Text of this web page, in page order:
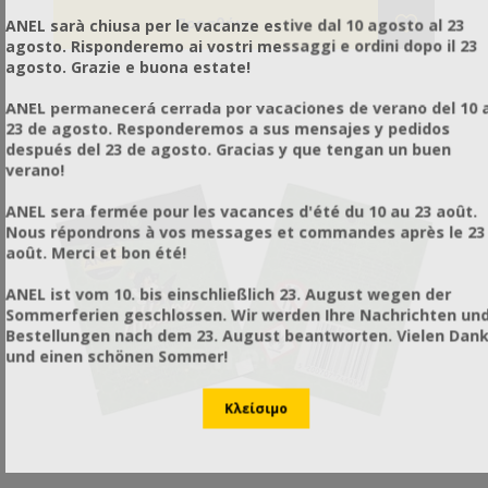
Διαφορετικά με πολύ μικρό κόπο διαμορφώστε τα
δικά σας υπάρχοντα πλαίσια ούτως ώστε να
μπορούν να δεχθούν την πλαστική κηρήθρα.
ΔΙΑΣΤΑΣΗ ΕΠΙΘΥΜΕΙΤΕ - ΕΠΙΚΟΙΝΩΝΗΣΤΕ ΜΑΖΙ
ΜΑΣ!
Δεν τα πιάνει κηρόσκορος. Δεν ξεκαρφώνουν, δεν
χαλαρώνουν και δεν κρεμάνε. Στον μελιτοεξαγωγέα
χωρίς να καταστρέφεται η κηρήθρα. Ιδιαίτερα χρήσιμη
για σφιχτά μέλια όπως το έλατο και η βανίλια
Μαινάλου. Όλες οι πλαστικές κηρήθρες ANEL
κερώσετε εσείς τις κηρήθρες μπορείτε ή να τις
εμβαπτίσετε σε λιωμένο κερί θερμοκρασίας 60-70ºC
ή να τις κερώσετε με τη βοήθεια ενός ρολού το
οποίο βουτάτε μέσα στο λιωμένο κερί.
τρόφιμα. TIP: Η πλαστική κηρήθρα ANEL
απολυμαίνεται σε διάλυμα καυστικής ποτάσας 5% σε
ANEL sarà chiusa per le vacanze estive dal 10 agosto al 23
agosto. Risponderemo ai vostri messaggi e ordini dopo il 23
agosto. Grazie e buona estate!
ANEL permanecerá cerrada por vacaciones de verano del 10
23 de agosto. Responderemos a sus mensajes y pedidos
después del 23 de agosto. Gracias y que tengan un buen
verano!
ANEL sera fermée pour les vacances d'été du 10 au 23 août.
Nous répondrons à vos messages et commandes après le 23
août. Merci et bon été!
ANEL ist vom 10. bis einschließlich 23. August wegen der
Sommerferien geschlossen. Wir werden Ihre Nachrichten
Bestellungen nach dem 23. August beantworten. Vielen Dank
und einen schönen Sommer!